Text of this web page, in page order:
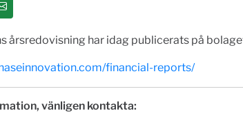
årsredovisning har idag publicerats på
financial-reports/
vänligen kontakta: